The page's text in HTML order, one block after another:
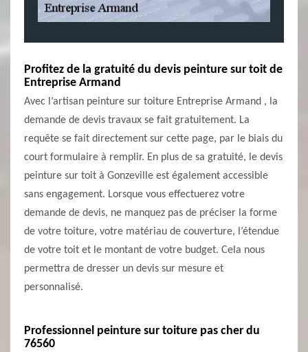
Profitez de la gratuité du devis peinture sur toit de
Entreprise Armand
Avec l’artisan peinture sur toiture Entreprise Armand , la
demande de devis travaux se fait gratuitement. La
requête se fait directement sur cette page, par le biais du
court formulaire à remplir. En plus de sa gratuité, le devis
peinture sur toit à Gonzeville est également accessible
sans engagement. Lorsque vous effectuerez votre
demande de devis, ne manquez pas de préciser la forme
de votre toiture, votre matériau de couverture, l’étendue
de votre toit et le montant de votre budget. Cela nous
permettra de dresser un devis sur mesure et
personnalisé.
Professionnel peinture sur toiture pas cher du
76560